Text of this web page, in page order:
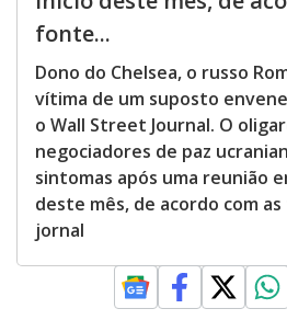
fonte...
Dono do Chelsea, o russo
vítima de um suposto
o Wall Street Journal. O
negociadores de paz
sintomas após uma reunião
deste mês, de acordo com
jornal